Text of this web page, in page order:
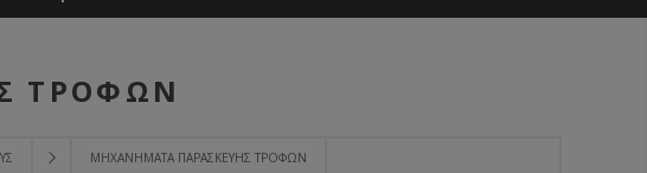
ΜΗΧΑΝΉΜΑΤΑ ΠΑΡΑΣΚΕΥΉΣ ΤΡΟΦΏΝ
ΤΡΟΦΏΝ